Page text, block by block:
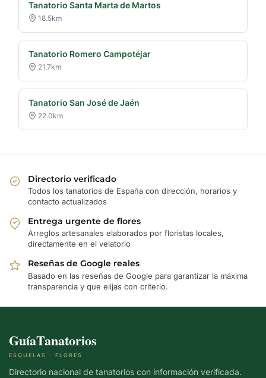
Tanatorio Santa Marta de Martos
18.5km
Tanatorio Romero Campotéjar
21.7km
Tanatorio San José de Jaén
22.0km
Directorio verificado
Todos los tanatorios de España con dirección, horarios y
contacto actualizados
Entrega urgente de flores
Arreglos artesanales elaborados por floristas locales,
directamente en el velatorio
Reseñas de Google reales
Basado en las reseñas de Google para garantizar la máxima
transparencia y que elijas con criterio.
GuíaTanatorios
ESQUELAS · FLORES
Directorio nacional de tanatorios con información verificada.